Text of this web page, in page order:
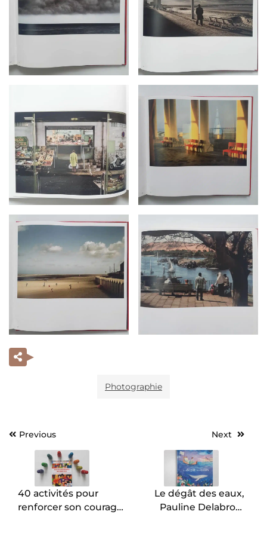
Photographie
Navigation
l’article
Previous
40 activités pour
renforcer son courage
Next
Le dégât des eaux,
Pauline Delabroy-